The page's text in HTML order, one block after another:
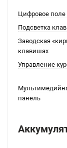
Цифровое поле
Подсветка
Заводская
клавишах
Управление
панель